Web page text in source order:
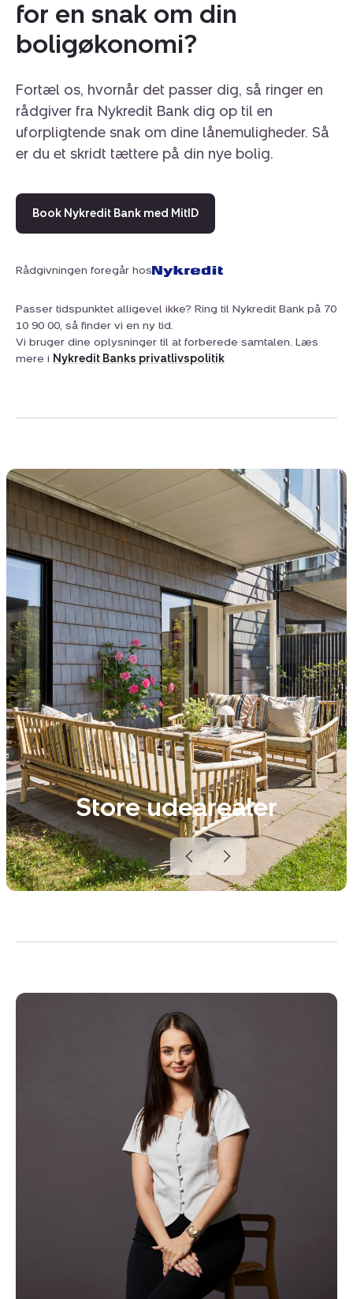
for en snak om din
boligøkonomi?
Fortæl os, hvornår det passer dig, så ringer en
rådgiver fra Nykredit Bank dig op til en
uforpligtende snak om dine lånemuligheder. Så
er du et skridt tættere på din nye bolig.
Book Nykredit Bank med MitID
Rådgivningen foregår hos
Passer tidspunktet alligevel ikke? Ring til Nykredit Bank på 70
10 90 00, så finder vi en ny tid.
Vi bruger dine oplysninger til at forberede samtalen. Læs
mere i Nykredit Banks privatlivspolitik
Store udearealer